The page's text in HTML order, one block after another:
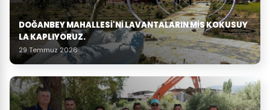
DOĞANBEY MAHALLESI'NI LAVANTALARIN MIS KOKUSUY
LA KAPLIYORUZ.
29 Temmuz 2026